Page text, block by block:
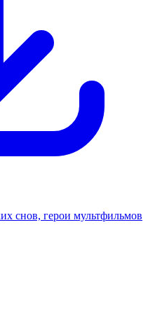
снов, герои мультфильмов